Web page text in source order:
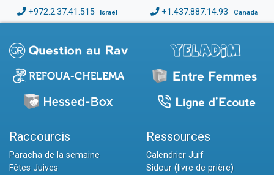
+972.2.37.41.515 Israël +1.437.887.14.93 Canada
Raccourcis
Paracha de la semaine
Fêtes Juives
Ressources
Calendrier Juif
Sidour (livre de prière)